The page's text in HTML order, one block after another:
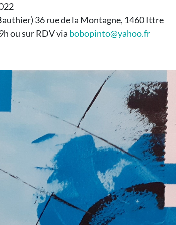
36 rue de la Montagne, 1460 Ittre
ou sur RDV via bobopinto@yahoo.fr